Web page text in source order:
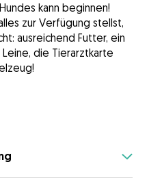
kann beginnen!
zur Verfügung stellst,
ausreichend Futter, ein
die Tierarztkarte